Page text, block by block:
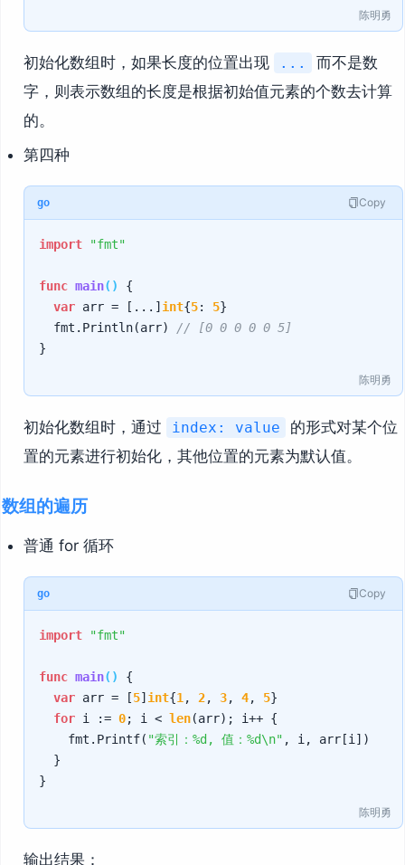
陈明勇
初始化数组时，如果长度的位置出现 ...
而不是数
字，则表示数组的长度是根据初始值元素的个数去计算
的。
第四种
go Copy
import "fmt"
func main()
{
var arr = [...] int{5: 5}
	fmt.Println(arr)
// [0 0 0 0 0 5]
陈明勇
初始化数组时，通过 index: value
的形式对某个位
置的元素进行初始化，其他位置的元素为默认值。
数组的遍历
普通 for 循环
go Copy
import "fmt"
func main()
{
var arr = [5] int{1 , 2, 3, 4, 5}
for i := 0; i < len(arr); i++ {
		fmt.Printf(
"索引：%d, 值：%d\n" , i, arr[i])
陈明勇
输出结果：